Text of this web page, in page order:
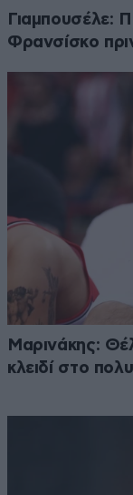
Γιαμπουσέλε:
Φρανσίσκο
Μαρινάκης:
κλειδί στο